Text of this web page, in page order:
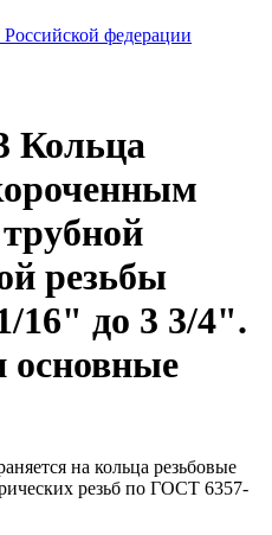
федерации
Кольца
резьбы
16" до 3 3/4".
основные
на кольца резьбовые
резьб по ГОСТ 6357-